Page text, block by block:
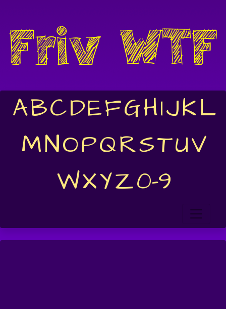
ABCDEFGHIJKL
MNOPQRSTUV
WXYZ0-9